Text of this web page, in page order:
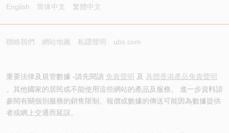
English 简体中文 繁體中文
聯絡我們 網站地圖 私隱聲明 ubs.com
重要法律及規管數據 -請先閱讀 免責聲明 及 具體香港產品免責聲明
。其他國家的居民或不能使用這些網站的產品及服務。 進一步資料請
參閱有關個別服務的銷售限制。報價或數據的傳送可能因為數據提供
者或網上交通而延誤。